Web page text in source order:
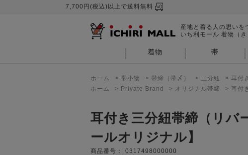
7,700円(税込)以上で送料無料
産地と着る人の思いを
いち利モール 着物（
着物 帯
ホーム > 帯小物 > 帯締（帯〆） > 三分紐 > 耳付
ホーム
> Private Brand > オリジナル帯締 > 耳付
耳付き三分紐帯締（リバ
ールオリジナル】
商品番号： 0317498000000